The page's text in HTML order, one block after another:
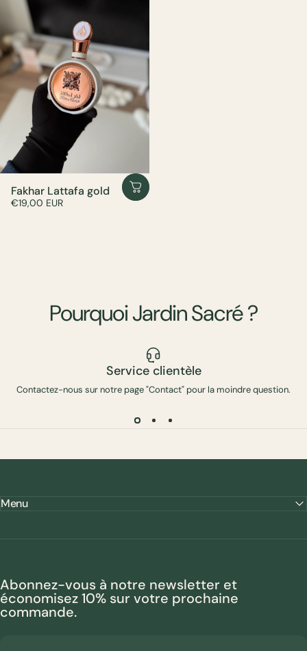
Fakhar Lattafa gold
€19,00 EUR
PourquoiJardinSacré?
Service clientèle
Contactez-nous sur notre page "Contact" pour la moindre question.
Menu
Abonnez-vous à notre newsletter et
économisez 10% sur votre prochaine
commande.